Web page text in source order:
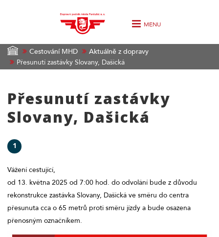
MENU
Cestování MHD
Aktuálně z dopravy
Přesunutí zastávky Slovany, Dašická
Přesunutí zastávky
Slovany, Dašická
1
Vážení cestující,
od 13. května 2025 od 7:00 hod. do odvolání bude z důvodu
rekonstrukce zastávka Slovany, Dašická ve směru do centra
přesunuta cca o 65 metrů proti směru jízdy a bude osazena
přenosným označníkem.